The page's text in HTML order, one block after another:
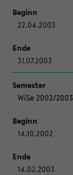
22.04.2003
31.07.2003
WiSe 2002/2003
14.10.2002
14.02.2003